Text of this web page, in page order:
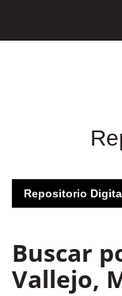
Repositorio
Buscar
Vallejo,